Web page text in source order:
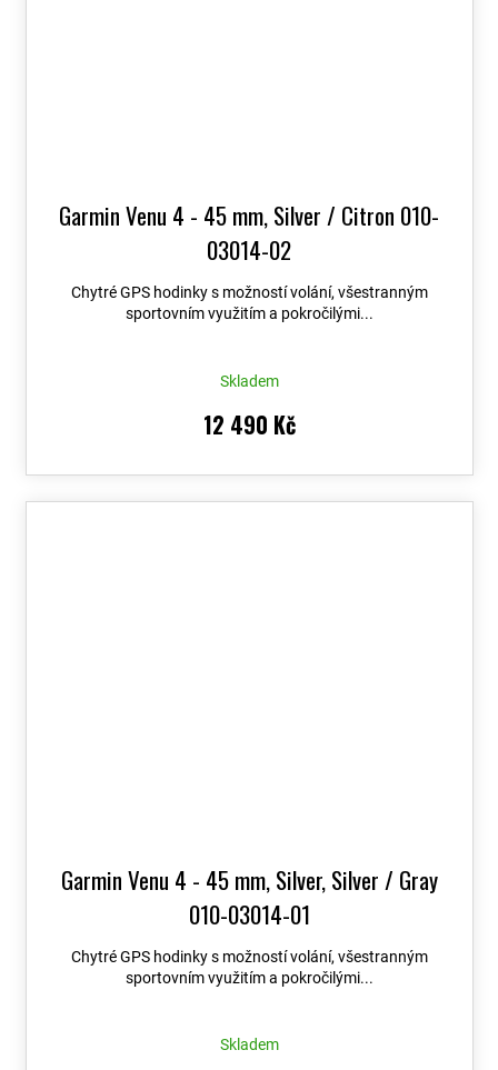
Garmin Venu 4 - 45 mm, Silver / Citron 010-
03014-02
Chytré GPS hodinky s možností volání, všestranným
sportovním využitím a pokročilými...
Skladem
12 490 Kč
Garmin Venu 4 - 45 mm, Silver, Silver / Gray
010-03014-01
Chytré GPS hodinky s možností volání, všestranným
sportovním využitím a pokročilými...
Skladem